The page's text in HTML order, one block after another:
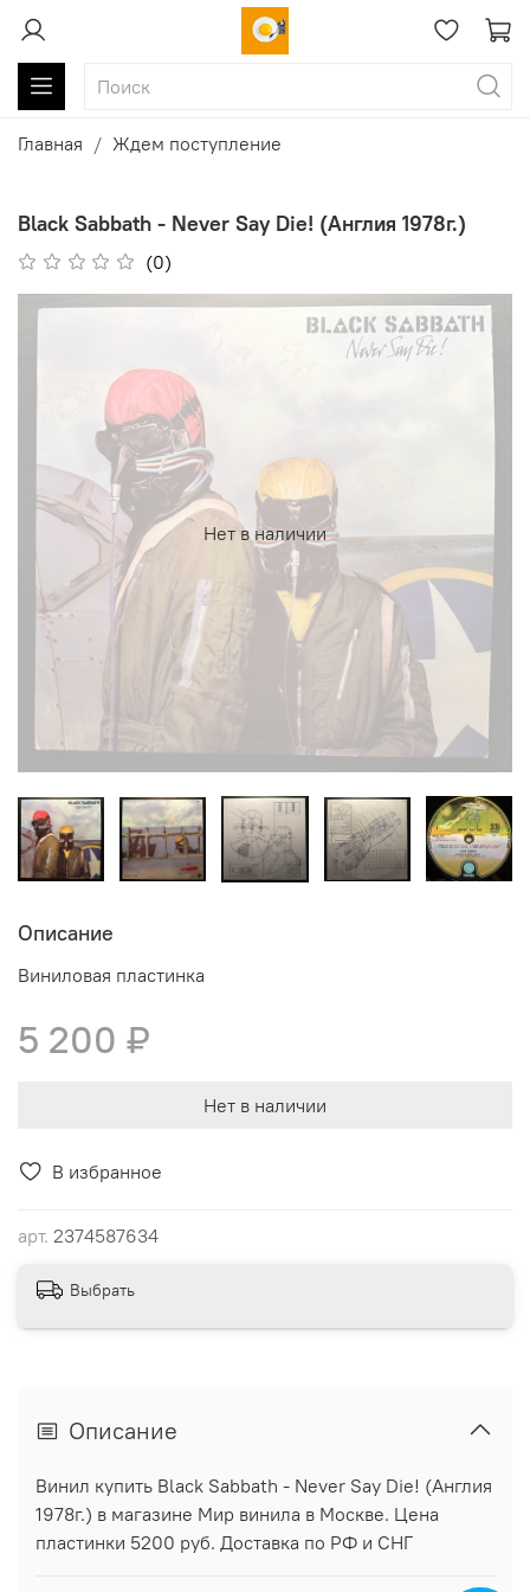
Главная Ждем поступление
Black Sabbath - Never Say Die! (Англия 1978г.)
(0)
В избранное
арт. 2374587634
Нет в наличии
Описание
Виниловая пластинка
5 200 ₽
Нет в наличии
Выбрать
Описание
Винил купить Black Sabbath - Never Say Die! (Англия
1978г.) в магазине Мир винила в Москве. Цена
пластинки 5200 руб. Доставка по РФ и СНГ